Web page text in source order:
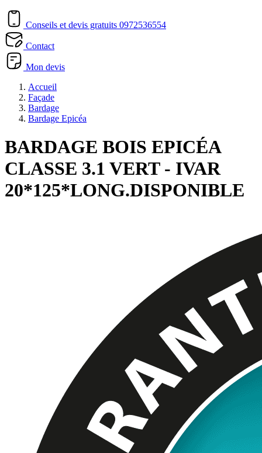
Conseils et devis gratuits 0972536554
Contact
Mon devis
Accueil
Façade
Bardage
Bardage Epicéa
BARDAGE BOIS EPICÉA
CLASSE 3.1 VERT - IVAR
20*125*LONG.DISPONIBLE